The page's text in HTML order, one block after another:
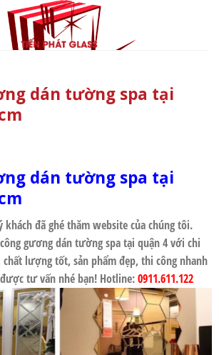
dán tường spa tại
dán tường spa tại
khách đã ghé thăm website của chúng tôi.
gương dán tường spa tại quận 4với chi
chất lượng tốt, sản phẩm đẹp, thi công nhanh
tư vấn nhé bạn! Hotline:0911.611.122